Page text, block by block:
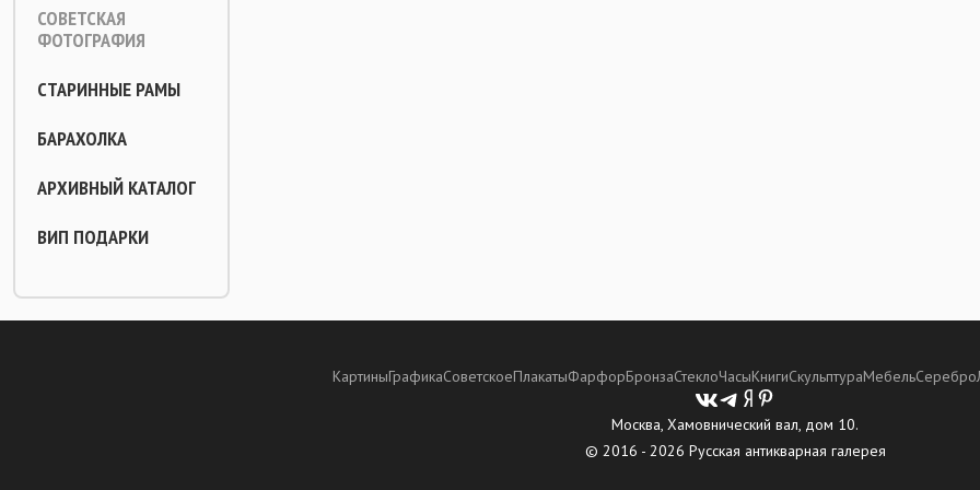
СОВЕТСКАЯ
ФОТОГРАФИЯ
СТАРИННЫЕ РАМЫ
БАРАХОЛКА
АРХИВНЫЙ КАТАЛОГ
ВИП ПОДАРКИ
КартиныГрафикаСоветскоеПлакатыФарфорБронзаСтеклоЧасыКнигиСкульптураМебельСеребро
Москва, Хамовнический вал, дом 10.
© 2016 - 2026 Русская антикварная галерея